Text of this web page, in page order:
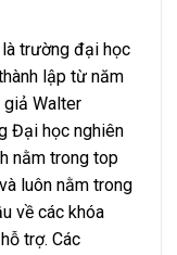
trường đại học
lập từ năm
giả Walter
Đại học nghiên
nằm trong top
luôn nằm trong
về các khóa
trợ. Các